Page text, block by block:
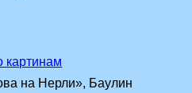
картинам